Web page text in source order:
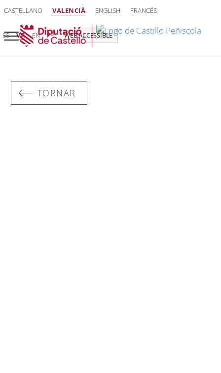
CASTELLANO VALENCIÀ ENGLISH FRANCÉS
ES VA EN FR WEB ACCESSIBLE
TORNAR